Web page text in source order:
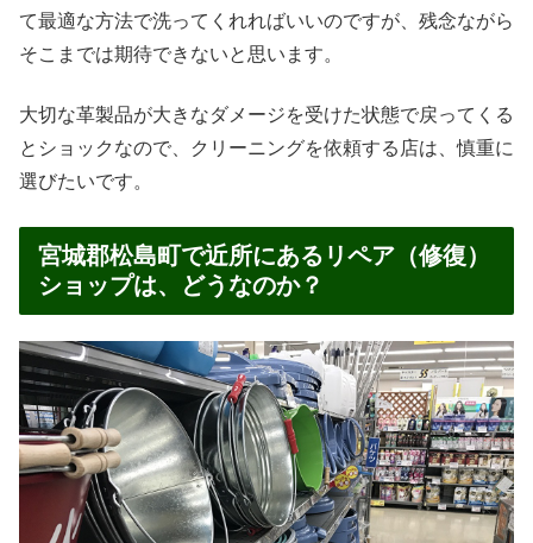
て最適な方法で洗ってくれればいいのですが、残念ながら
そこまでは期待できないと思います。
大切な革製品が大きなダメージを受けた状態で戻ってくる
とショックなので、クリーニングを依頼する店は、慎重に
選びたいです。
宮城郡松島町で近所にあるリペア（修復）
ショップは、どうなのか？